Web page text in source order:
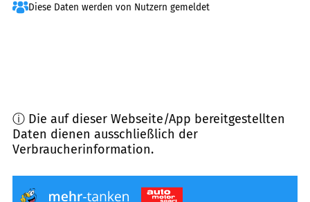
Diese Daten werden von Nutzern gemeldet
ⓘ Die auf dieser Webseite/App bereitgestellten
Daten dienen ausschließlich der
Verbraucherinformation.